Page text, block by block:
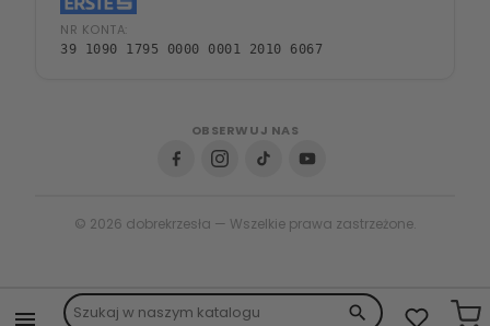
search

NR KONTA:
39 1090 1795 0000 0001 2010 6067
OBSERWUJ NAS
© 2026 dobrekrzesła — Wszelkie prawa zastrzeżone.